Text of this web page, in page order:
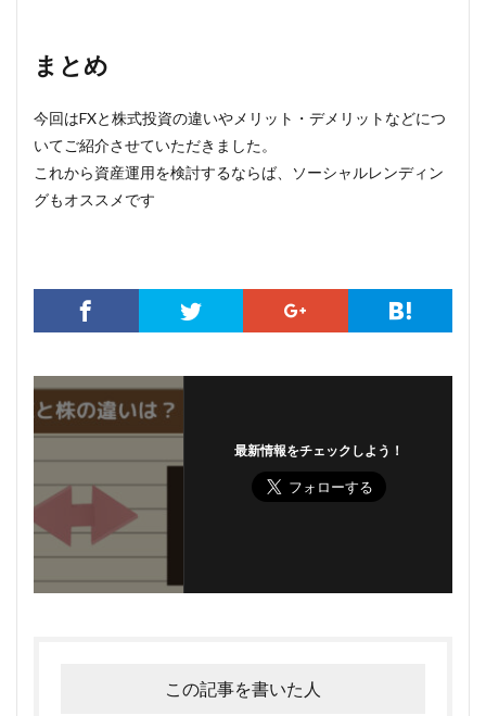
まとめ
今回はFXと株式投資の違いやメリット・デメリットなどにつ
いてご紹介させていただきました。
これから資産運用を検討するならば、ソーシャルレンディン
グもオススメです
最新情報をチェックしよう！
この記事を書いた人